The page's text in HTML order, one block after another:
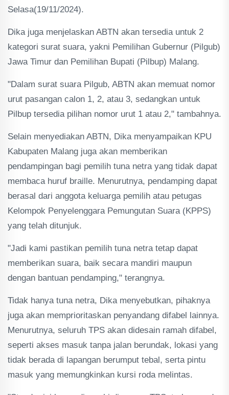
Selasa(19/11/2024).
Dika juga menjelaskan ABTN akan tersedia untuk 2
kategori surat suara, yakni Pemilihan Gubernur (Pilgub)
Jawa Timur dan Pemilihan Bupati (Pilbup) Malang.
"Dalam surat suara Pilgub, ABTN akan memuat nomor
urut pasangan calon 1, 2, atau 3, sedangkan untuk
Pilbup tersedia pilihan nomor urut 1 atau 2," tambahnya.
Selain menyediakan ABTN, Dika menyampaikan KPU
Kabupaten Malang juga akan memberikan
pendampingan bagi pemilih tuna netra yang tidak dapat
membaca huruf braille. Menurutnya, pendamping dapat
berasal dari anggota keluarga pemilih atau petugas
Kelompok Penyelenggara Pemungutan Suara (KPPS)
yang telah ditunjuk.
"Jadi kami pastikan pemilih tuna netra tetap dapat
memberikan suara, baik secara mandiri maupun
dengan bantuan pendamping," terangnya.
Tidak hanya tuna netra, Dika menyebutkan, pihaknya
juga akan memprioritaskan penyandang difabel lainnya.
Menurutnya, seluruh TPS akan didesain ramah difabel,
seperti akses masuk tanpa jalan berundak, lokasi yang
tidak berada di lapangan berumput tebal, serta pintu
masuk yang memungkinkan kursi roda melintas.